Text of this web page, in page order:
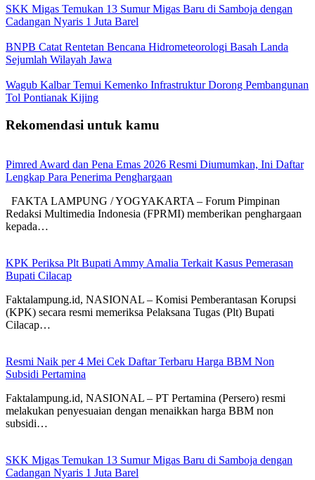
SKK Migas Temukan 13 Sumur Migas Baru di Samboja dengan
Cadangan Nyaris 1 Juta Barel
BNPB Catat Rentetan Bencana Hidrometeorologi Basah Landa
Sejumlah Wilayah Jawa
Wagub Kalbar Temui Kemenko Infrastruktur Dorong Pembangunan
Tol Pontianak Kijing
Rekomendasi untuk kamu
Pimred Award dan Pena Emas 2026 Resmi Diumumkan, Ini Daftar
Lengkap Para Penerima Penghargaan
FAKTA LAMPUNG / YOGYAKARTA – Forum Pimpinan
Redaksi Multimedia Indonesia (FPRMI) memberikan penghargaan
kepada…
KPK Periksa Plt Bupati Ammy Amalia Terkait Kasus Pemerasan
Bupati Cilacap
Faktalampung.id, NASIONAL – Komisi Pemberantasan Korupsi
(KPK) secara resmi memeriksa Pelaksana Tugas (Plt) Bupati
Cilacap…
Resmi Naik per 4 Mei Cek Daftar Terbaru Harga BBM Non
Subsidi Pertamina
Faktalampung.id, NASIONAL – PT Pertamina (Persero) resmi
melakukan penyesuaian dengan menaikkan harga BBM non
subsidi…
SKK Migas Temukan 13 Sumur Migas Baru di Samboja dengan
Cadangan Nyaris 1 Juta Barel